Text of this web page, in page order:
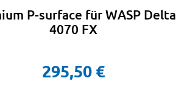
P-surface für WASP Delta
4070 FX
295,50 €